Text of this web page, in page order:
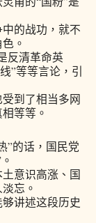
的战功，就不
。
反清革命英
”等等言论，引
到了相当多网
等等。
”的话，国民党
意识高涨、国
忘。
讲述这段历史